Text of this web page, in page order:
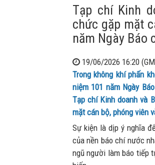
Tạp chí Kinh
chức gặp mặt
năm Ngày Báo
19/06/2026 16:20
Trong không khí phấn
niệm 101 năm Ngày
Tạp chí Kinh doanh và
mặt cán bộ, phóng viên
Sự kiện là dịp ý nghĩa
của nền báo chí nước
ngũ người làm báo tiếp